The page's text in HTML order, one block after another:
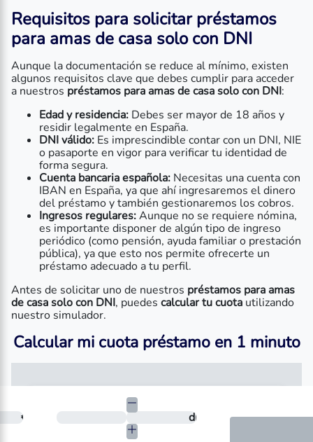
Requisitos para solicitarpréstamos
para amas de casa solo con DNI
Aunque la documentación se reduce al mínimo, existen
algunos requisitos clave que debes cumplir para acceder
a nuestros préstamos para amas de casa solo con DNI:
Edad y residencia: Debes ser mayor de 18 años y
residir legalmente en España.
DNI válido: Es imprescindible contar con un DNI, NIE
o pasaporte en vigor para verificar tu identidad de
forma segura.
Cuenta bancaria española: Necesitas una cuenta con
IBAN en España, ya que ahí ingresaremos el dinero
del préstamo y también gestionaremos los cobros.
Ingresos regulares:Aunque no se requiere nómina,
es importante disponer de algún tipo de ingreso
periódico (como pensión, ayuda familiar o prestación
pública), ya que esto nos permite ofrecerte un
préstamo adecuado a tu perfil.
Antes de solicitar uno de nuestros préstamos para amas
de casa solo con DNI, puedes calcular tu cuota utilizando
nuestro simulador.
Calcular mi cuota préstamo en 1 minuto
€ ¿En cuántos días quieres devolverlo?
días